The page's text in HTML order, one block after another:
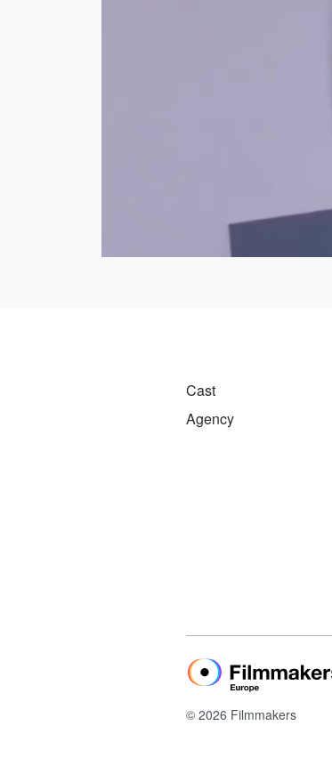
Cast
Agency
© 2026 Filmmakers